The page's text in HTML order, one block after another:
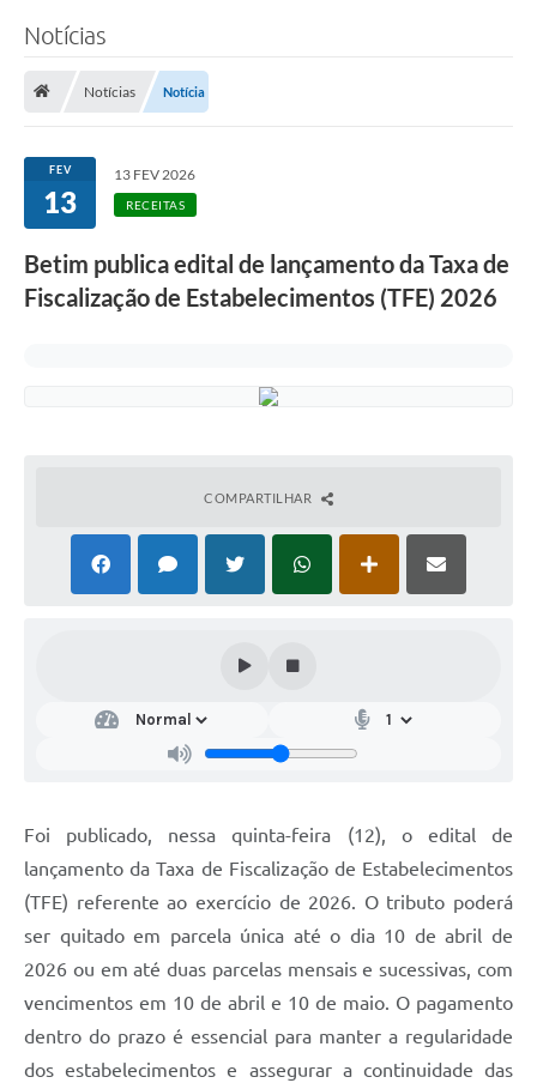
Notícias
Notícias Notícia
FEV
13
13 FEV 2026
RECEITAS
Betim publica edital de lançamento da Taxa de
Fiscalização de Estabelecimentos (TFE) 2026
COMPARTILHAR
Foi publicado, nessa quinta-feira (12), o edital de
lançamento da Taxa de Fiscalização de Estabelecimentos
(TFE) referente ao exercício de 2026. O tributo poderá
ser quitado em parcela única até o dia 10 de abril de
2026 ou em até duas parcelas mensais e sucessivas, com
vencimentos em 10 de abril e 10 de maio. O pagamento
dentro do prazo é essencial para manter a regularidade
dos estabelecimentos e assegurar a continuidade das